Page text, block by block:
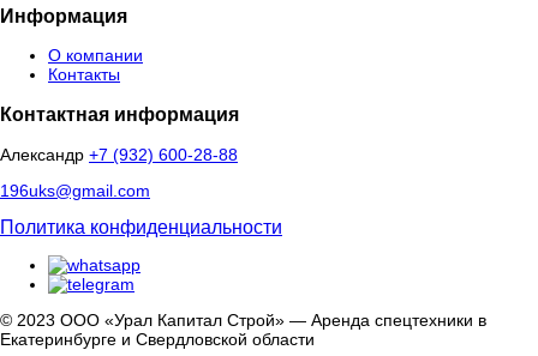
Информация
О компании
Контакты
Контактная информация
Александр +7 (932) 600-28-88
196uks@gmail.com
Политика конфиденциальности
© 2023 ООО «Урал Капитал Строй» — Аренда спецтехники в
Екатеринбурге и Свердловской области